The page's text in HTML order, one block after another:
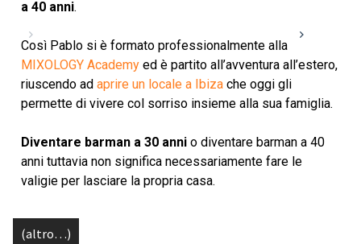
a 40 anni.
Così Pablo si è formato professionalmente alla
MIXOLOGY Academyed è partito all’avventura all’estero,
riuscendo ad aprire un locale a Ibizache oggi gli
permette di vivere col sorriso insieme alla sua famiglia.
Diventare barman a 30 annio diventare barman a 40
anni tuttavia non significa necessariamente fare le
valigie per lasciare la propria casa.
(altro…)